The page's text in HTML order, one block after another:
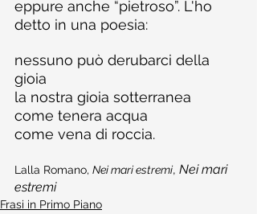
eppure anche “pietroso”. L'ho
detto in una poesia:
nessuno può derubarci della
gioia
la nostra gioia sotterranea
come tenera acqua
come vena di roccia.
Lalla Romano, Nei mari estremi, Nei mari
estremi
Frasi in Primo Piano